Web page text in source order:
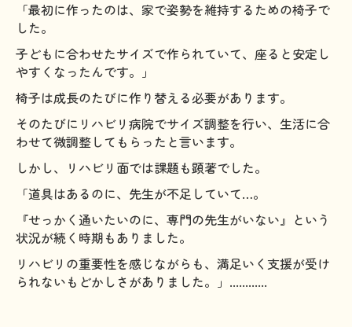
「最初に作ったのは、家で姿勢を維持するための椅子で
した。
子どもに合わせたサイズで作られていて、座ると安定し
やすくなったんです。」
椅子は成長のたびに作り替える必要があります。
そのたびにリハビリ病院でサイズ調整を行い、生活に合
わせて微調整してもらったと言います。
しかし、リハビリ面では課題も顕著でした。
「道具はあるのに、先生が不足していて…。
『せっかく通いたいのに、専門の先生がいない』という
状況が続く時期もありました。
リハビリの重要性を感じながらも、満足いく支援が受け
られないもどかしさがありました。」 ............